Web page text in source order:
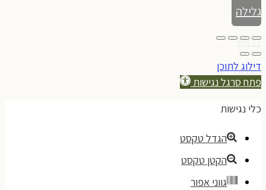
גלילה
לראש
העמוד
דילוג לתוכן
פתח סרגל נגישות
כלי נגישות
הגדל טקסט
הקטן טקסט
גווני אפור